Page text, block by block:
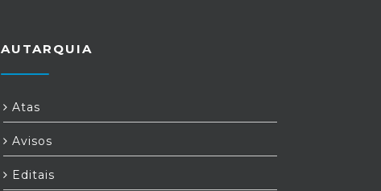
AUTARQUIA
Atas
Avisos
Editais